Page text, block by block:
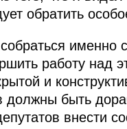
обратить
именно
работу над
и
должны быть
внести